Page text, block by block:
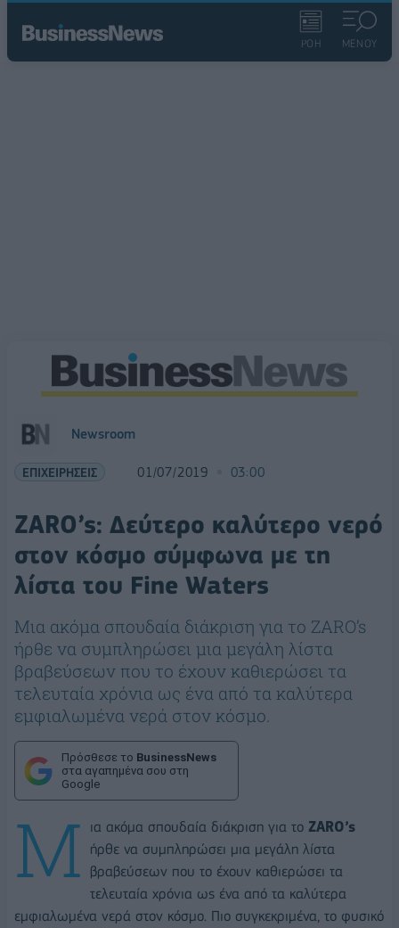
ΡΟΗ ΜΕΝΟΥ
Newsroom
ΕΠΙΧΕΙΡΗΣΕΙΣ 01/07/2019 03:00
ZARO’s: Δεύτερο καλύτερο νερό
στον κόσμο σύμφωνα με τη
λίστα του Fine Waters
Μια ακόμα σπουδαία διάκριση για το ZARO’s
ήρθε να συμπληρώσει μια μεγάλη λίστα
βραβεύσεων που το έχουν καθιερώσει τα
τελευταία χρόνια ως ένα από τα καλύτερα
εμφιαλωμένα νερά στον κόσμο.
Πρόσθεσε το BusinessNews
στα αγαπημένα σου στη
Google
Μ ια ακόμα σπουδαία διάκριση για το ZARO’s
ήρθε να συμπληρώσει μια μεγάλη λίστα
βραβεύσεων που το έχουν καθιερώσει τα
τελευταία χρόνια ως ένα από τα καλύτερα
εμφιαλωμένα νερά στον κόσμο. Πιο συγκεκριμένα, το φυσικό